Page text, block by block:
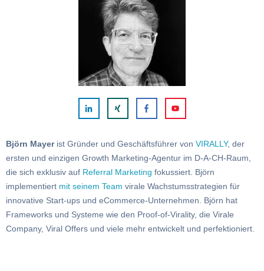
Björn Mayerist Gründer und Geschäftsführer von VIRALLY, der
ersten und einzigen Growth Marketing-Agentur im D-A-CH-Raum,
die sich exklusiv auf Referral Marketing fokussiert. Björn
implementiert mit seinem Team virale Wachstumsstrategien für
innovative Start-ups und eCommerce-Unternehmen. Björn hat
Frameworks und Systeme wie den Proof-of-Virality, die Virale
Company, Viral Offers und viele mehr entwickelt und perfektioniert.